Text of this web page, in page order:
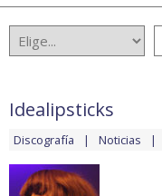
Idealipsticks
Discografía Noticias